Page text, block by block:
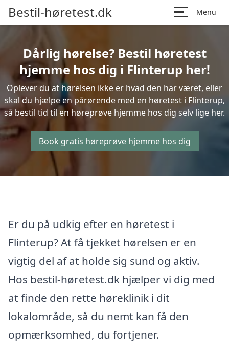
Bestil-høretest.dk Menu
Dårlig hørelse? Bestil høretest
hjemme hos dig i Flinterup her!
Oplever du at hørelsen ikke er hvad den har været, eller
skal du hjælpe en pårørende med en høretest i Flinterup,
så bestil tid til en høreprøve hjemme hos dig selv lige her.
Book gratis høreprøve hjemme hos dig
Er du på udkig efter en høretest i
Flinterup? At få tjekket hørelsen er en
vigtig del af at holde sig sund og aktiv.
Hos bestil-høretest.dk hjælper vi dig med
at finde den rette høreklinik i dit
lokalområde, så du nemt kan få den
opmærksomhed, du fortjener.